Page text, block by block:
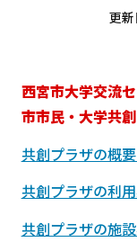
更
西宮市大学交流
市市民・大学共
共創プラザの概
共創プラザの利
共創プラザの施